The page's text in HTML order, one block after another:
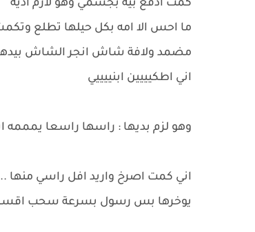
كمت ادفع بيه بجسمي وهو لازم اديه
ما احس الا امه بكل حيلها تطلع
مضمد ولافة شاش انجر الشاش بيدها
اني اطكيييين ابنييييي
وهو لزم بديها : راسها راسعا يمممه
اني كمت اصرخ واريد افل راسي منها ..
يوخرها بس رسول بسرعة سحب اقسام